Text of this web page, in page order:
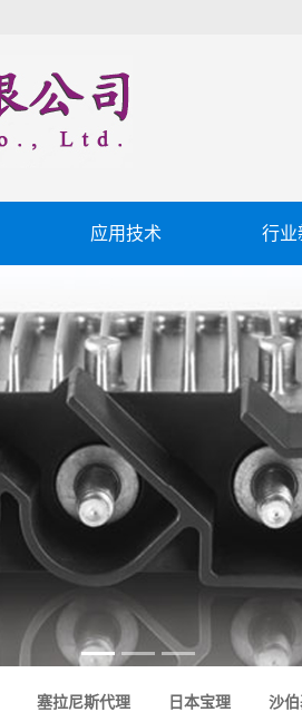
应用技术 行业
塞拉尼斯代理 日本宝理 沙